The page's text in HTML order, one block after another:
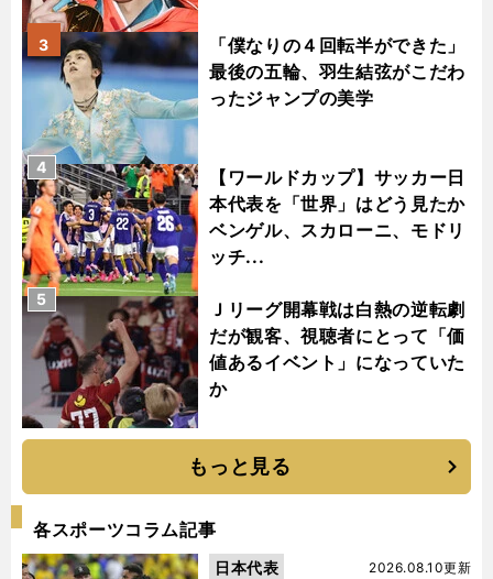
「僕なりの４回転半ができた」
最後の五輪、羽生結弦がこだわ
ったジャンプの美学
3
【ワールドカップ】サッカー日
本代表を「世界」はどう見たか
ベンゲル、スカローニ、モドリ
ッチ...
4
Ｊリーグ開幕戦は白熱の逆転劇
だが観客、視聴者にとって「価
値あるイベント」になっていた
か
5
もっと見る
各スポーツコラム記事
2026.08.10更新
日本代表